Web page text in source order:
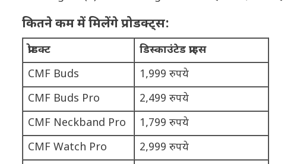
कितने कम में मिलेंगे प्रोडक्ट्स:
प्रोडक्ट
डिस्काउंटेड प्राइस
CMF Buds
1,999 रुपये
CMF Buds Pro
2,499 रुपये
CMF Neckband Pro
1,799 रुपये
CMF Watch Pro
2,999 रुपये